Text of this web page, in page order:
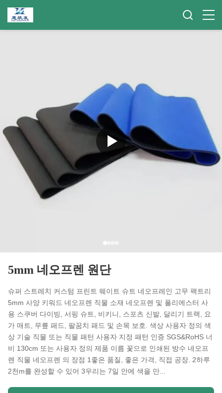
5mm 네오프렌 원단
슈퍼 스트레치 커스텀 프린트 웨이트 슈트 네오프레인 고무 팩트리
5mm 사양 키워드 네오프렌 직물 소재 네오프렌 및 폴리에스터 사
용 스쿠버 다이빙, 서핑 슈트, 비키니, 스포츠 신발, 달리기 트랙, 요
가 매트, 무릎 패드, 팔꿈치 패드 및 손목 보호. 색상 사용자 정의 색
상 기술 직물 또는 직물 패턴 사용자 지정 패턴 인증 SGS&RoHS 너
비 130cm 또는 사용자 정의 제품 이름 꽃으로 인쇄된 방수 네오프
렌 직물 네오프렌 의 장점 1좋은 품질, 좋은 가격, 직접 공장. 2하루
2천m를 완성할 수 있어 3우리는 7일 안에 색을 만...